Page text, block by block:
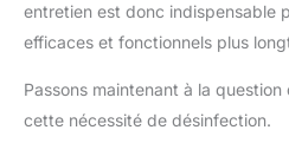
entretien est donc indispensable
efficaces et fonctionnels plus
Passons maintenant à la
cette nécessité de désinfection.